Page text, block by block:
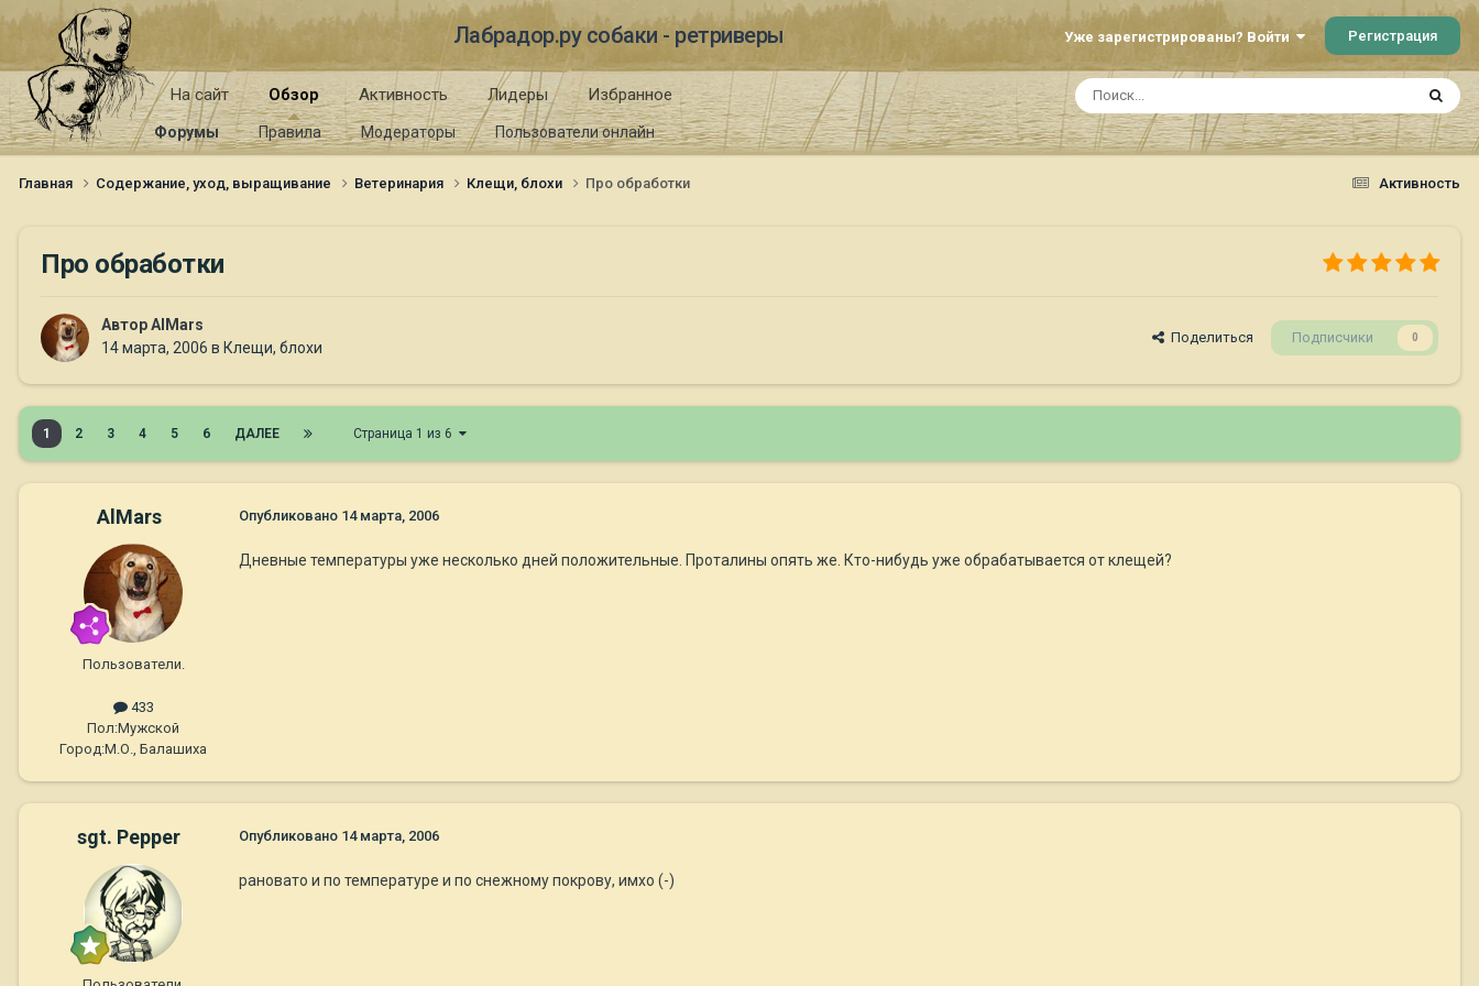
Лабрадор.ру собаки - ретриверы Уже зарегистрированы? Войти Регистрация
На сайт Обзор
Форумы Правила Модераторы Пользователи онлайн
Активность Лидеры Избранное
Активность
Главная Содержание, уход, выращивание Ветеринария Клещи, блохи Про обработки
Про обработки
АвторAlMars
14 марта, 2006 в Клещи, блохи
Поделиться Подписчики 0
1 2 3 4 5 6 ДАЛЕЕ Страница 1 из 6
AlMars
Пользователи.
433
Пол:Мужской
Город:М.О., Балашиха
Опубликовано 14 марта, 2006
Дневные температуры уже несколько дней положительные. Проталины опять же. Кто-нибудь уже обрабатывается от клещей?
sgt. Pepper Опубликовано 14 марта, 2006
рановато и по температуре и по снежному покрову, имхо (-)